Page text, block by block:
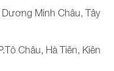
Minh Châu, Tây
Châu, Hà Tiên, Kiên